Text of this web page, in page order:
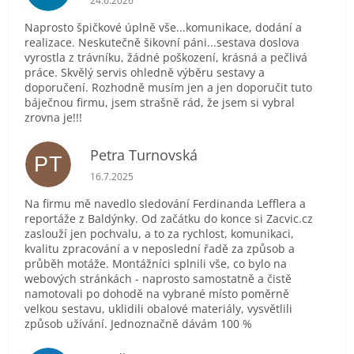
Naprosto špičkové úplně vše...komunikace, dodání a
realizace. Neskutečně šikovní páni...sestava doslova
vyrostla z trávníku, žádné poškození, krásná a pečlivá
práce. Skvělý servis ohledně výběru sestavy a
doporučení. Rozhodně musím jen a jen doporučit tuto
báječnou firmu, jsem strašně rád, že jsem si vybral
zrovna je!!!
PT Petra Turnovská
Hodnocení obchodu je 5 z 5 hvězdiček.
16.7.2025
Na firmu mě navedlo sledování Ferdinanda Lefflera a
reportáže z Baldýnky. Od začátku do konce si Zacvic.cz
zaslouží jen pochvalu, a to za rychlost, komunikaci,
kvalitu zpracování a v neposlední řadě za způsob a
průběh motáže. Montážníci splnili vše, co bylo na
webových stránkách - naprosto samostatně a čistě
namotovali po dohodě na vybrané místo poměrně
velkou sestavu, uklidili obalové materiály, vysvětlili
způsob užívání. Jednoznačně dávám 100 %